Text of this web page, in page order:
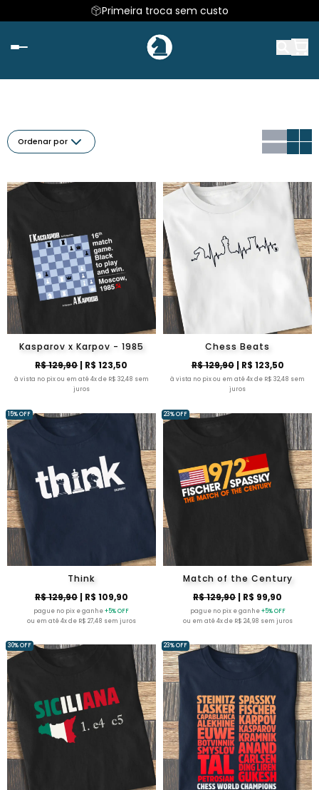
Primeira troca sem custo
Ordenar por
Kasparov x Karpov - 1985
R$ 129,90| R$ 123,50
à vista no pix ou em até 4x de R$ 32,48 sem
juros
Chess Beats
R$ 129,90| R$ 123,50
à vista no pix ou em até 4x de R$ 32,48 sem
juros
Think
R$ 129,90| R$ 109,90
pague no pix e ganhe+5% OFF
ou em até 4x de R$ 27,48 sem juros
15% OFF
Match of the Century
R$ 129,90| R$ 99,90
pague no pix e ganhe+5% OFF
ou em até 4x de R$ 24,98 sem juros
23% OFF
30% OFF 23% OFF